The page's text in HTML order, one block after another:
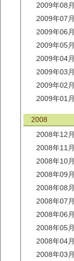
2009年08月
2009年07月
2009年06月
2009年05月
2009年04月
2009年03月
2009年02月
2009年01月
2008
2008年12月
2008年11月
2008年10月
2008年09月
2008年08月
2008年07月
2008年06月
2008年05月
2008年04月
2008年03月